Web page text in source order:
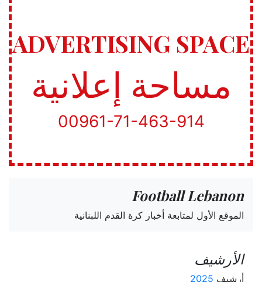
ADVERTISING SPACE
مساحة إعلانية
00961-71-463-914
Football Lebanon
الموقع الأول لمتابعة أخبار كرة القدم اللبنانية
الأرشيف
أرشيف 2025